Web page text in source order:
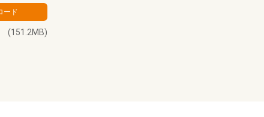
(151.2MB)